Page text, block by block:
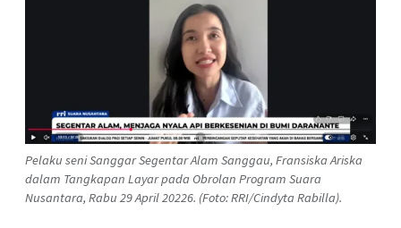
Pelaku seni Sanggar Segentar Alam Sanggau, Fransiska Ariska
dalam Tangkapan Layar pada Obrolan Program Suara
Nusantara, Rabu 29 April 20226. (Foto: RRI/Cindyta Rabilla).